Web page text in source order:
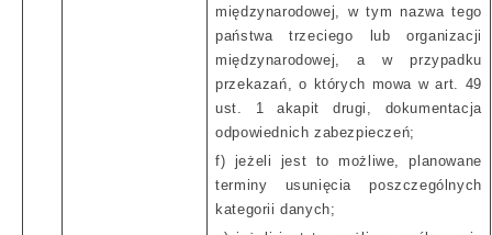
międzynarodowej, w tym nazwa tego
państwa trzeciego lub organizacji
międzynarodowej, a w przypadku
przekazań, o których mowa w art. 49
ust. 1 akapit drugi, dokumentacja
odpowiednich zabezpieczeń;
f) jeżeli jest to możliwe, planowane
terminy usunięcia poszczególnych
kategorii danych;